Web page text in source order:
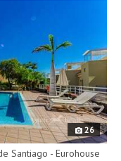
26
Santiago - Eurohouse